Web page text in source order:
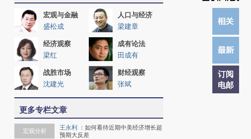
订阅
电邮
宏观与金融
盛松成
人口与经济
梁建章
经济观察
梁红
成有论法
田成有
战胜市场
沈建光
财经观察
张斌
更多专栏文章
宏观分析 王永利 ： 如何看待近期中美经济增长超
预期大反差